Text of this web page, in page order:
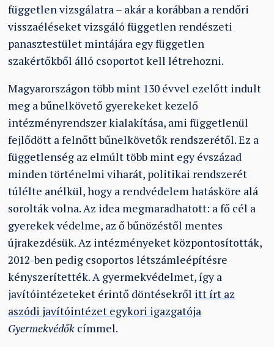
független vizsgálatra – akár a korábban a rendőri
visszaéléseket vizsgáló független rendészeti
panasztestület mintájára egy független
szakértőkből álló csoportot kell létrehozni.
Magyarországon több mint 130 évvel ezelőtt indult
meg a bűnelkövető gyerekeket kezelő
intézményrendszer kialakítása, ami függetlenül
fejlődött a felnőtt bűnelkövetők rendszerétől. Ez a
függetlenség az elmúlt több mint egy évszázad
minden történelmi viharát, politikai rendszerét
túlélte anélkül, hogy a rendvédelem hatásköre alá
sorolták volna. Az idea megmaradhatott: a fő cél a
gyerekek védelme, az ő bűnözéstől mentes
újrakezdésük. Az intézményeket központosították,
2012-ben pedig csoportos létszámleépítésre
kényszerítették. A gyermekvédelmet, így a
javítóintézeteket érintő döntésekről itt írt az
aszódi javítóintézet egykori igazgatója
Gyermekvédők címmel.